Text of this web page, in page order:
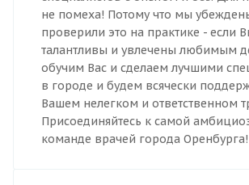
не помеха! Потому что мы
проверили это на практике - если
талантливы и увлечены любимым
обучим Вас и сделаем лучшими
в городе и будем всячески
Вашем нелегком и ответственном
Присоединяйтесь к самой
команде врачей города Оренбурга!